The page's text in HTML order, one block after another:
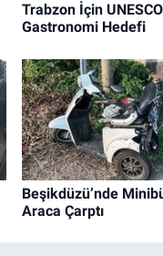
Trabzon İçin UNESCO
Gastronomi Hedefi
Beşikdüzü’nde
Araca Çarptı